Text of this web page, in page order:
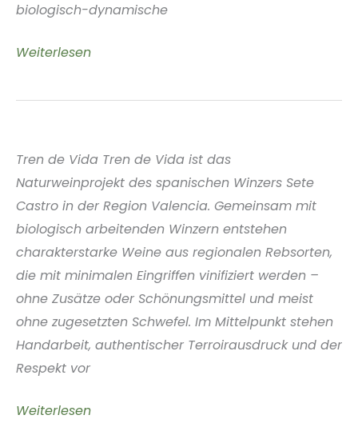
biologisch-dynamische
PAP
Badacsony
Weiterlesen
Tren de Vida Tren de Vida ist das
Naturweinprojekt des spanischen Winzers Sete
Castro in der Region Valencia. Gemeinsam mit
biologisch arbeitenden Winzern entstehen
charakterstarke Weine aus regionalen Rebsorten,
die mit minimalen Eingriffen vinifiziert werden –
ohne Zusätze oder Schönungsmittel und meist
ohne zugesetzten Schwefel. Im Mittelpunkt stehen
Handarbeit, authentischer Terroirausdruck und der
Respekt vor
Tren
Weiterlesen